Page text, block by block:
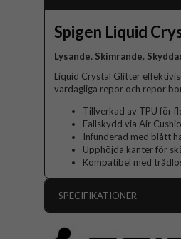
Spigen Liquid
Lysande. Skimrande.
Liquid Crystal Glitter
vardagliga repor och repor
Tillverkad av TPU för
Fallskydd via Air
Infunderad med blått
Upphöjda kanter för
Kompatibel med
SPECIFIKATIONER